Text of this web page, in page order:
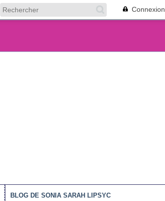
Connexion
BLOG DE SONIA SARAH LIPSYC